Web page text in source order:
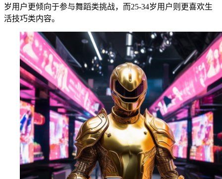
岁用户更倾向于参与舞蹈类挑战，而25-34岁用户则更喜欢生
活技巧类内容。